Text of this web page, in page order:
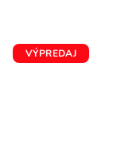
VÝPREDAJ